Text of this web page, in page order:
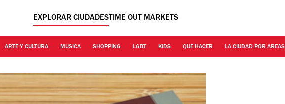
EXPLORAR CIUDADESTIME OUT MARKETS
ARTE Y CULTURA MUSICA SHOPPING LGBT KIDS QUE HACER LA CIUDAD POR AREAS